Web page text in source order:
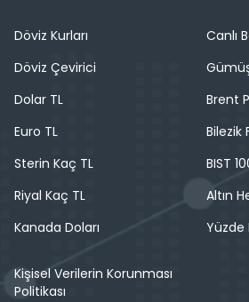
Döviz Kurları
Döviz Çevirici
Dolar TL
Euro TL
Sterin Kaç TL
Riyal Kaç TL
Kanada Doları
Canlı
Brent
Bilezik
BIST
Altın
Yüzde
Kişisel Verilerin Korunması
Politikası